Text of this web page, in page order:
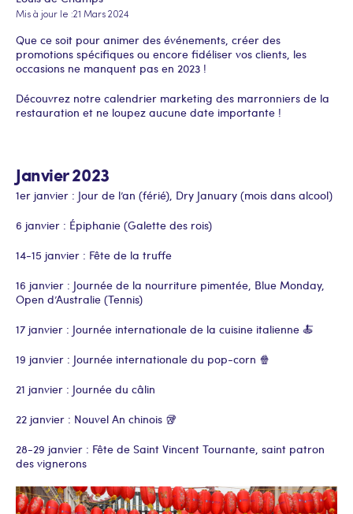
Mis à jour le :21 Mars 2024
Que ce soit pour animer des événements, créer des
promotions spécifiques ou encore fidéliser vos clients, les
occasions ne manquent pas en 2023 !
Découvrez notre calendrier marketing des marronniers de la
restauration et ne loupez aucune date importante !
Janvier 2023
1er janvier : Jour de l’an (férié), Dry January (mois dans alcool)
6 janvier : Épiphanie (Galette des rois)
14-15 janvier : Fête de la truffe
16 janvier : Journée de la nourriture pimentée, Blue Monday,
Open d’Australie (Tennis)
17 janvier : Journée internationale de la cuisine italienne 🍝
19 janvier : Journée internationale du pop-corn 🍿
21 janvier : Journée du câlin
22 janvier : Nouvel An chinois 🥡
28-29 janvier : Fête de Saint Vincent Tournante, saint patron
des vignerons